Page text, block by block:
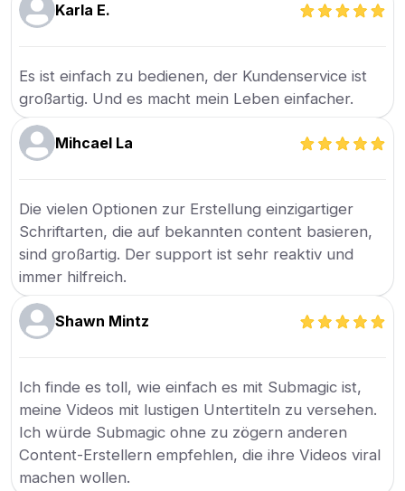
Karla E.
Es ist einfach zu bedienen, der Kundenservice ist
großartig. Und es macht mein Leben einfacher.
Mihcael La
Die vielen Optionen zur Erstellung einzigartiger
Schriftarten, die auf bekannten content basieren,
sind großartig. Der support ist sehr reaktiv und
immer hilfreich.
Shawn Mintz
Ich finde es toll, wie einfach es mit Submagic ist,
meine Videos mit lustigen Untertiteln zu versehen.
Ich würde Submagic ohne zu zögern anderen
Content-Erstellern empfehlen, die ihre Videos viral
machen wollen.